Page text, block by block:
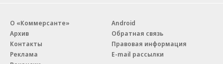
О «Коммерсанте»
Архив
Контакты
Реклама
Android
Обратная связь
Правовая информация
E-mail рассылки